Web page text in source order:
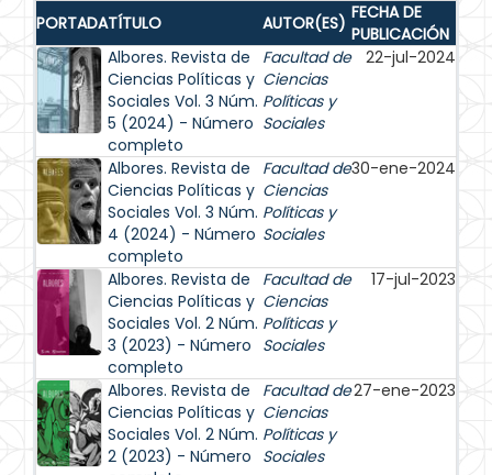
PORTADATÍTULO AUTOR(ES) FECHA DE
PUBLICACIÓN
Albores. Revista de
Ciencias Políticas y
Sociales Vol. 3 Núm.
5 (2024) - Número
completo
Facultad de
Ciencias
Políticas y
Sociales
22-jul-2024
Albores. Revista de
Ciencias Políticas y
Sociales Vol. 3 Núm.
4 (2024) - Número
completo
Facultad de
Ciencias
Políticas y
Sociales
30-ene-2024
Albores. Revista de
Ciencias Políticas y
Sociales Vol. 2 Núm.
3 (2023) - Número
completo
Facultad de
Ciencias
Políticas y
Sociales
17-jul-2023
Albores. Revista de
Ciencias Políticas y
Sociales Vol. 2 Núm.
2 (2023) - Número
Facultad de
Ciencias
Políticas y
Sociales
27-ene-2023